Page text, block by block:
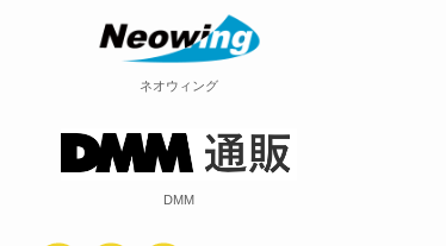
ネオウィング
DMM